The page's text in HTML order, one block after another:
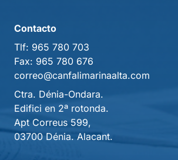
Contacto
Tlf: 965 780 703
Fax: 965 780 676
correo@canfalimarinaalta.com
Ctra. Dénia-Ondara.
Edifici en 2ª rotonda.
Apt Correus 599,
03700 Dénia. Alacant.